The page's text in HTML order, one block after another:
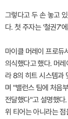
그렇다고 두 손 놓고
다. 첫 주자는 '철권7'
마이클 머레이 프로듀
의식했다고 했다. 머
라 8의 히트 시스템과
며 "밸런스 팀에 처음
전달했다"고 설명했다
위 티어는 아니라는